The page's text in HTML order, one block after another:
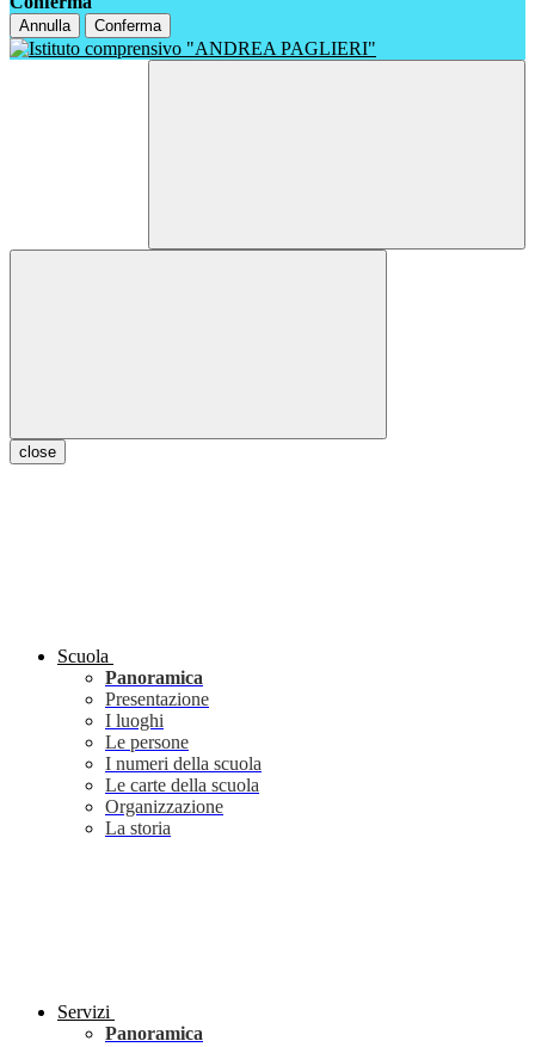
Annulla Conferma
close
Scuola
Panoramica
Presentazione
I luoghi
Le persone
I numeri della scuola
Le carte della scuola
Organizzazione
La storia
Servizi
Panoramica